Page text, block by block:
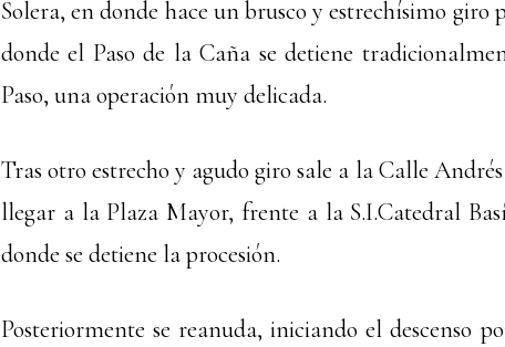
Solera, en donde hace un brusco y estrechísimo giro
donde el Paso de la Caña se detiene
Paso, una operación muy delicada.
Tras otro estrecho y agudo giro sale a la Calle
llegar a la Plaza Mayor, frente a la S.I.Catedral
donde se detiene la procesión.
Posteriormente se reanuda, iniciando el descenso